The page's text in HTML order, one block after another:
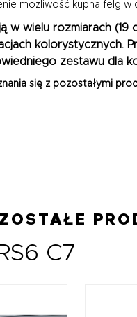
możliwość kupna felg
w wielu rozmiarach (19
kolorystycznych.
zestawu dla
się z pozostałymi
C7